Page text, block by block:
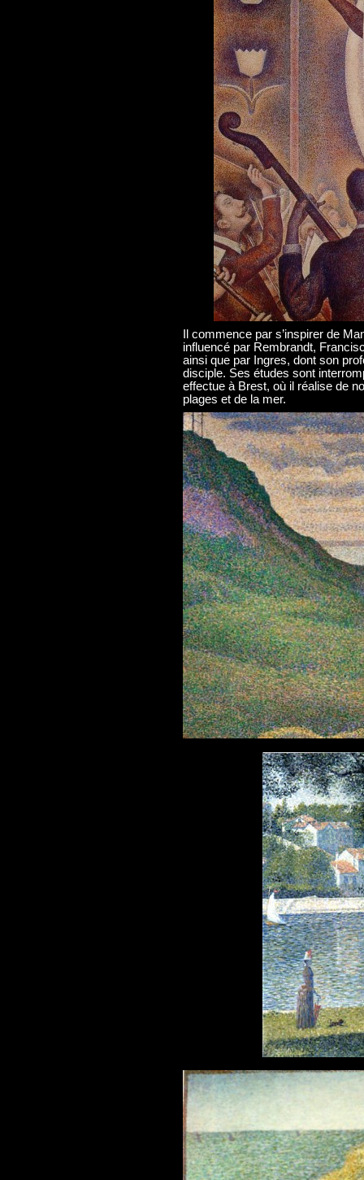
Il commence par s’inspirer de
influencé par Rembrandt,
ainsi que par Ingres, dont son
disciple. Ses études sont
effectue à Brest, où il réalise de
plages et de la mer.